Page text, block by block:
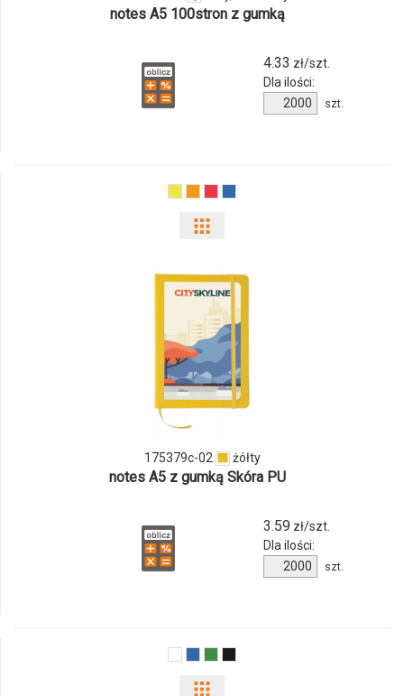
notes A5 100stron z gumką
4.33 zł/szt.
Dla ilości:
Ilość
produktu
szt.
i
ilości
produktu
175379c-
175379c-02 żółty
notes A5 z gumką Skóra PU
3.59 zł/szt.
Dla ilości:
Ilość
produktu
szt.